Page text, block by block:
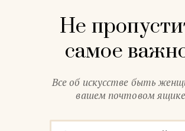
Не
самое
Все об искусстве быть
вашем почтовом